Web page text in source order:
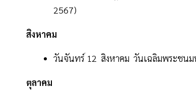
2567)
สิงหาคม
วันจันทร์ 12 สิงหาคม วันเฉลิมพระชน
ตุลาคม